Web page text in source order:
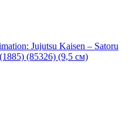
Jujutsu Kaisen – Satoru
(85326) (9,5 см)